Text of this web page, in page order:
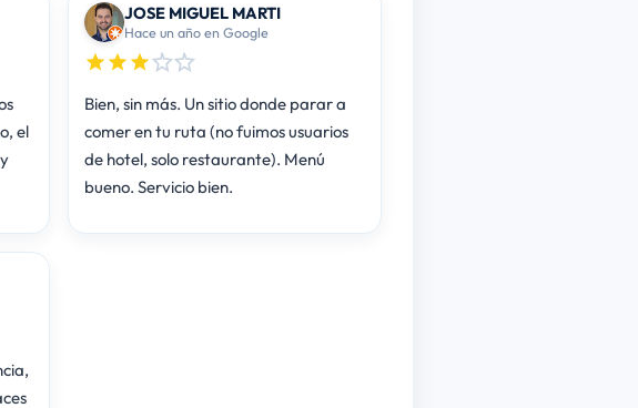
el
JOSE MIGUEL MARTI
Hace un año en Google
Bien, sin más. Un sitio donde parar a
comer en tu ruta (no fuimos usuarios
de hotel, solo restaurante). Menú
bueno. Servicio bien.